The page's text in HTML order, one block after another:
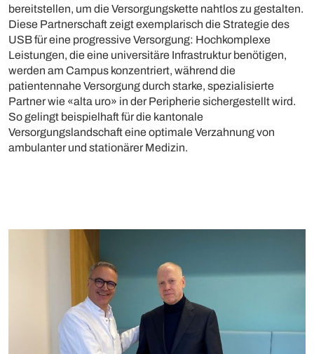
bereitstellen, um die Versorgungskette nahtlos zu gestalten.
Diese Partnerschaft zeigt exemplarisch die Strategie des
USB für eine progressive Versorgung: Hochkomplexe
Leistungen, die eine universitäre Infrastruktur benötigen,
werden am Campus konzentriert, während die
patientennahe Versorgung durch starke, spezialisierte
Partner wie «alta uro» in der Peripherie sichergestellt wird.
So gelingt beispielhaft für die kantonale
Versorgungslandschaft eine optimale Verzahnung von
ambulanter und stationärer Medizin.